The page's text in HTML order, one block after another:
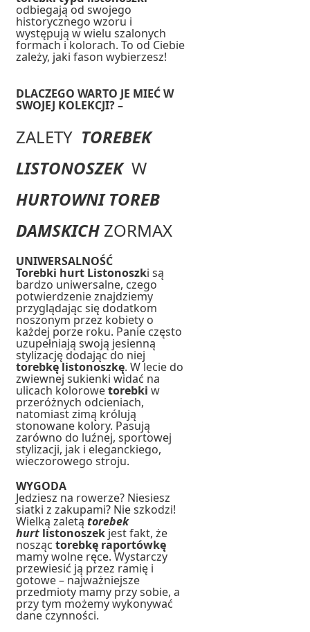
odbiegają od swojego
historycznego wzoru i
występują w wielu szalonych
formach i kolorach. To od Ciebie
zależy, jaki fason wybierzesz!
DLACZEGO WARTO JE MIEĆ W
SWOJEJ KOLEKCJI? –
ZALETY TOREBEK
LISTONOSZEK W
HURTOWNI TOREB
DAMSKICH ZORMAX
UNIWERSALNOŚĆ
Torebki hurt Listonoszki są
bardzo uniwersalne, czego
potwierdzenie znajdziemy
przyglądając się dodatkom
noszonym przez kobiety o
każdej porze roku. Panie często
uzupełniają swoją jesienną
stylizację dodając do niej
torebkę listonoszkę. W lecie do
zwiewnej sukienki widać na
ulicach kolorowetorebkiw
przeróżnych odcieniach,
natomiast zimą królują
stonowane kolory. Pasują
zarówno do luźnej, sportowej
stylizacji, jak i eleganckiego,
wieczorowego stroju.
WYGODA
Jedziesz na rowerze? Niesiesz
siatki z zakupami? Nie szkodzi!
Wielką zaletątorebek
hurt listonoszek jest fakt, że
nosząctorebkę raportówkę
mamy wolne ręce. Wystarczy
przewiesić ją przez ramię i
gotowe – najważniejsze
przedmioty mamy przy sobie, a
przy tym możemy wykonywać
dane czynności.